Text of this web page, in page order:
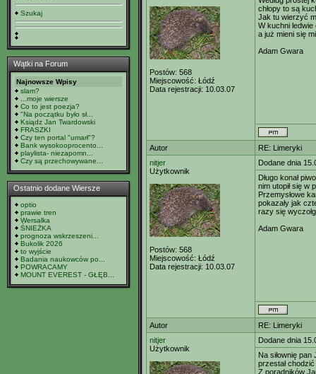
Szukaj
Wątki na Forum
Najnowsze Wpisy
slam?
...moje wiersze
Co to jest poezja?
"Na początku było sł...
Ksiądz Jan Twardowski
FRASZKI
Czy ten portal "umarł"?
Bank wysokooprocento...
playlista- niezapomn...
Czy są przechowywane...
Ostatnio dodane Wiersze
optio
prawie tren
Wersalka
ŚNIEŻKA
prognoza wskrzeszeni...
Bukolik 2026
to wyjście
Badania naukowców po...
POWRACAMY
MOUNT EVEREST - GŁĘB...
Postów: 568
Miejscowość: Łódź
Data rejestracji: 10.03.07
chłopy to są
Jak tu wierzyć
W kuchni ledwie
a już mieni się
Adam Gwara
Autor
RE: Limeryki
nitjer
Użytkownik
Postów: 568
Miejscowość: Łódź
Data rejestracji: 10.03.07
Dodane dnia
Długo konał
nim utopił się w
Przemysłowe
pokazały jak
razy się
Adam Gwara
Autor
RE: Limeryki
nitjer
Użytkownik
Dodane dnia
Na siłownię
przestał
Z poradników